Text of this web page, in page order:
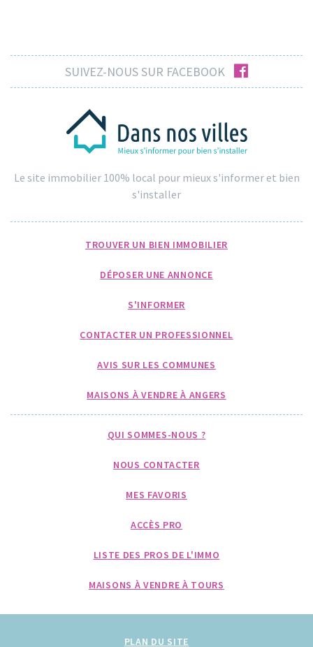
SUIVEZ-NOUS SUR FACEBOOK facebook
Le site immobilier 100% local pour mieux s'informer et bien
s'installer
TROUVER UN BIEN IMMOBILIER
DÉPOSER UNE ANNONCE
S'INFORMER
CONTACTER UN PROFESSIONNEL
AVIS SUR LES COMMUNES
MAISONS À VENDRE À ANGERS
QUI SOMMES-NOUS ?
NOUS CONTACTER
MES FAVORIS
ACCÈS PRO
LISTE DES PROS DE L'IMMO
MAISONS À VENDRE À TOURS
PLAN DU SITE